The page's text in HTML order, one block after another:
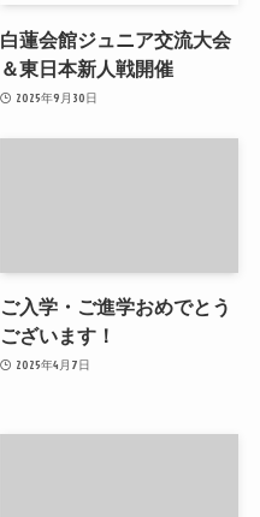
白蓮会館ジュニア交流大会
＆東日本新人戦開催
2025年9月30日
ご入学・ご進学おめでとう
ございます！
2025年4月7日